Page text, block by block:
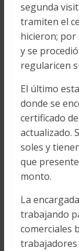
segunda
tramiten el
hicieron; por
y se
regularicen
El último
donde se
certificado
actualizado.
soles y
que
monto.
La
trabajando
comerciales
trabajadores